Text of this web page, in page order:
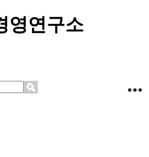
영연구소